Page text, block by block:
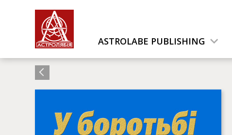
ASTROLABE PUBLISHING